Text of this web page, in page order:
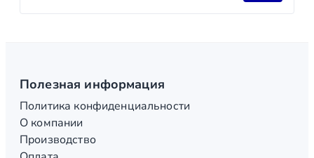
Полезная информация
Политика конфиденциальности
О компании
Производство